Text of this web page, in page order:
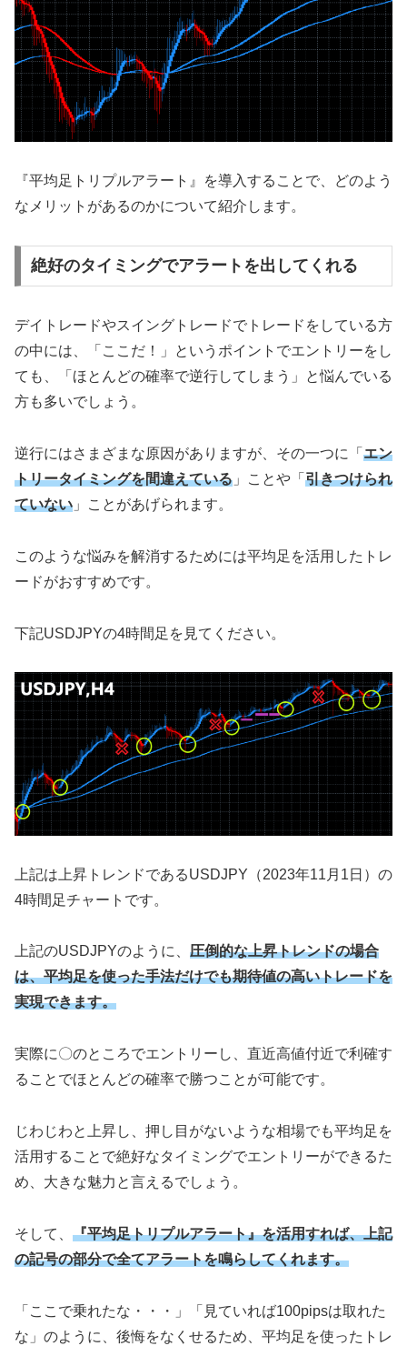
『平均足トリプルアラート』を導入することで、どのよう
なメリットがあるのかについて紹介します。
絶好のタイミングでアラートを出してくれる
デイトレードやスイングトレードでトレードをしている方
の中には、「ここだ！」というポイントでエントリーをし
ても、「ほとんどの確率で逆行してしまう」と悩んでいる
方も多いでしょう。
逆行にはさまざまな原因がありますが、その一つに「 エン
トリータイミングを間違えている 」ことや「 引きつけられ
ていない 」ことがあげられます。
このような悩みを解消するためには平均足を活用したトレ
ードがおすすめです。
下記USDJPYの4時間足を見てください。
上記は上昇トレンドであるUSDJPY（2023年11月1日）の
4時間足チャートです。
上記のUSDJPYのように、 圧倒的な上昇トレンドの場合
は、平均足を使った手法だけでも期待値の高いトレードを
実現できます。
実際に〇のところでエントリーし、直近高値付近で利確す
ることでほとんどの確率で勝つことが可能です。
じわじわと上昇し、押し目がないような相場でも平均足を
活用することで絶好なタイミングでエントリーができるた
め、大きな魅力と言えるでしょう。
そして、 『平均足トリプルアラート』を活用すれば、上記
の記号の部分で全てアラートを鳴らしてくれます。
「ここで乗れたな・・・」「見ていれば100pipsは取れた
な」のように、後悔をなくせるため、平均足を使ったトレ